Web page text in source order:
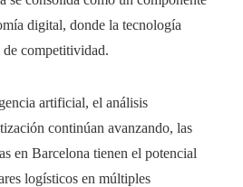
digital, donde la tecnología
de competitividad.
artificial, el análisis
continúan avanzando, las
en Barcelona tienen el potencial
logísticos en múltiples